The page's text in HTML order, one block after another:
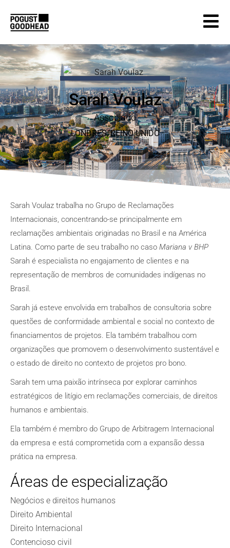
Sarah Voulaz
Associado
LONDRES, REINOUNIDO
Sarah Voulaz trabalha no Grupo de Reclamações
Internacionais, concentrando-se principalmente em
reclamações ambientais originadas no Brasil e na América
Latina. Como parte de seu trabalho no caso Mariana v BHP
Sarah é especialista no engajamento de clientes e na
representação de membros de comunidades indígenas no
Brasil.
Sarah já esteve envolvida em trabalhos de consultoria sobre
questões de conformidade ambiental e social no contexto de
financiamentos de projetos. Ela também trabalhou com
organizações que promovem o desenvolvimento sustentável e
o estado de direito no contexto de projetos pro bono.
Sarah tem uma paixão intrínseca por explorar caminhos
estratégicos de litígio em reclamações comerciais, de direitos
humanos e ambientais.
Ela também é membro do Grupo de Arbitragem Internacional
da empresa e está comprometida com a expansão dessa
prática na empresa.
Áreas de especialização
Negócios e direitos humanos
Direito Ambiental
Direito Internacional
Contencioso civil